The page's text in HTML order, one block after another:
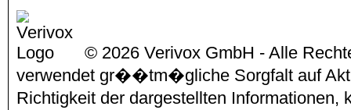
© 2026 Verivox GmbH - Alle
verwendet gr��tm�gliche Sorgfalt auf
Richtigkeit der dargestellten